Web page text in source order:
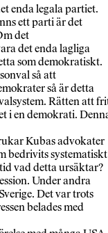
enda legala partiet.
ett parti är det
det
det enda lagliga
som demokratiskt.
så att
så är detta
Rätten att
i en demokrati.
Kubas advokater
bedrivits systematiskt
vad detta ursäktar?
Under andra
Det var trots
belades med